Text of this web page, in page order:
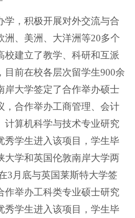
，积极开展对外交流与合
洲、美洲、大洋洲等20多个
校建立了教学、科研和互派
目前在校各层次留学生900余
岸大学签定了合作举办硕士
，合作举办工商管理、会计
计算机科学与技术专业研究
秀学生进入该项目，学生毕
大学和英国伦敦南岸大学两
3月底与英国莱斯特大学签
作举办工科类专业硕士研究
秀学生进入该项目，学生毕